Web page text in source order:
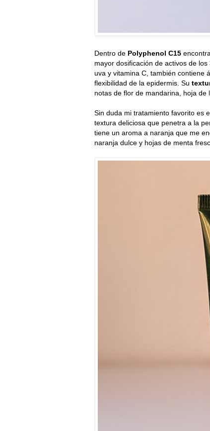
Dentro de Polyphenol C15
mayor dosificación de activos de
uva y vitamina C, también contiene
flexibilidad de la epidermis. Su
notas de flor de mandarina, hoja de
Sin duda mi tratamiento favorito es
textura deliciosa que penetra a la
tiene un aroma a naranja que me
naranja dulce y hojas de menta